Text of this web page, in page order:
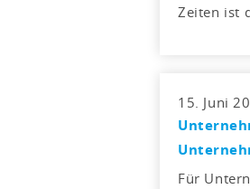
Zeiten ist
15. Juni
Für